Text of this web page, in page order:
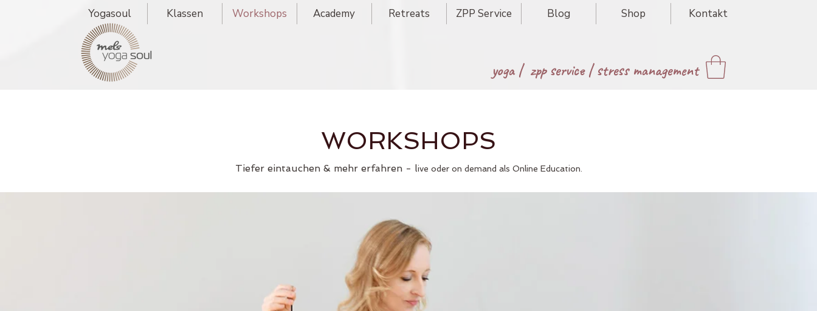
Yogasoul Klassen Workshops Academy Retreats ZPP Service Blog Shop Kontakt
yoga | zpp service|stress management
WORKSHOPS
Tiefer eintauchen & mehr erfahren - live oder on demand als Online Education.